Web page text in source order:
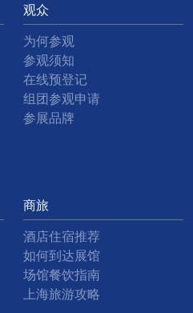
观众
为何参观
参观须知
在线预登记
组团参观申请
参展品牌
商旅
酒店住宿推荐
如何到达展馆
场馆餐饮指南
上海旅游攻略